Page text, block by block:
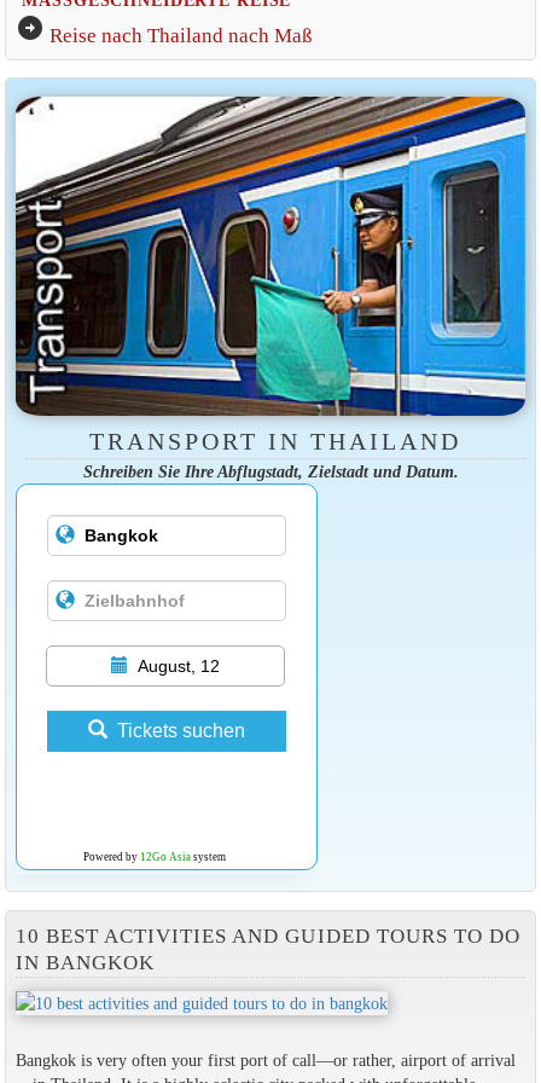
arrow_circle_right Reise nach Thailand nach Maß
TRANSPORT IN THAILAND
Schreiben Sie Ihre Abflugstadt, Zielstadt und Datum.
August, 12
Tickets suchen
Powered by 12Go Asiasystem
10 BEST ACTIVITIES AND GUIDED TOURS TO DO
IN BANGKOK
Bangkok is very often your first port of call—or rather, airport of arrival